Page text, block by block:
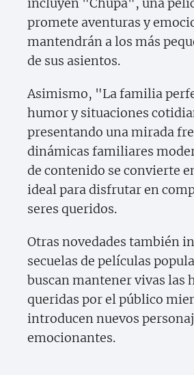
promete aventuras y
mantendrán a los más
de sus asientos.
Asimismo, "La familia
humor y situaciones
presentando una mirada
dinámicas familiares
de contenido se convierte
ideal para disfrutar en
seres queridos.
Otras novedades también
secuelas de películas
buscan mantener vivas las
queridas por el público
introducen nuevos
emocionantes.